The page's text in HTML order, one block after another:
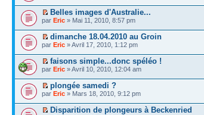
Belles images d'Australie...
par Eric » Mai 11, 2010, 8:57 pm
dimanche 18.04.2010 au Groin
par Eric » Avril 17, 2010, 1:12 pm
faisons simple...donc spéléo !
par Eric » Avril 10, 2010, 12:04 am
plongée samedi ?
par Eric » Mars 18, 2010, 9:12 pm
Disparition de plongeurs à Beckenried